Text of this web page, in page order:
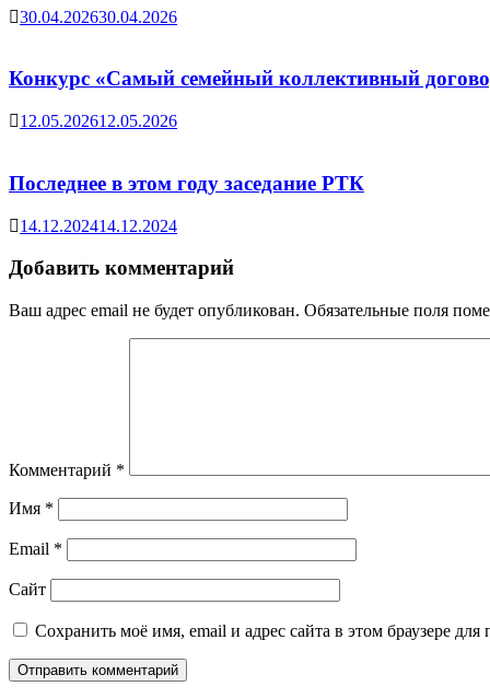
30.04.202630.04.2026
Конкурс «Самый семейный коллективный
12.05.202612.05.2026
Последнее в этом году заседание РТК
14.12.202414.12.2024
Добавить комментарий
Ваш адрес email не будет опубликован. Обязательные поля
Комментарий *
Имя *
Email *
Сайт
Сохранить моё имя, email и адрес сайта в этом браузере